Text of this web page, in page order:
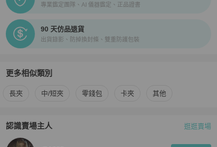
專業鑑定團隊、AI 儀器鑑定、正品證書
90 天仿品退貨
出貨錄影、防掉換封條、雙重防護包裝
更多相似類別
更多agnès b.女士錢包 / 小皮件 相似商品推薦
長夾 中/短夾 零錢包 卡夾 其他
認識賣場主人
PopChill 拍拍圈嚴選賣家
逛逛賣場